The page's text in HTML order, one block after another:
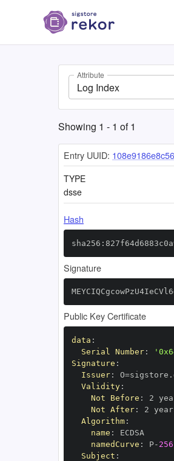
Attribute
Log Index
Showing 1 - 1 of1
Entry UUID:
TYPE
dsse
Hash
Signature
Public Key Certificate
data :
Serial Number:
Signature :
Issuer:
Validity:
Not Before : 2
Not After: 2
Algorithm:
name :
namedCurve : P- 256
Subject :